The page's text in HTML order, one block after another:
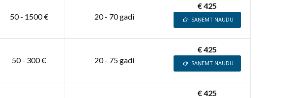
50 - 1500 € 20 - 70 gadi
€ 425
SAŅEMT NAUDU
50 - 300 € 20 - 75 gadi
€ 425
SAŅEMT NAUDU
€ 425